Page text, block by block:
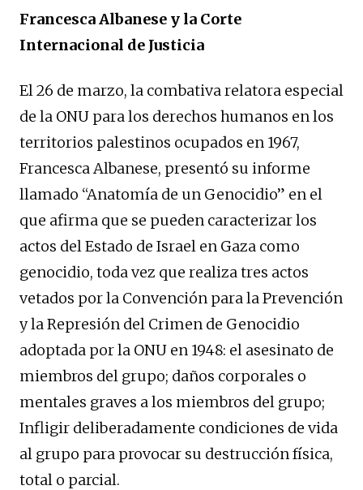
Francesca Albanese y la Corte
Internacional de Justicia
El 26 de marzo, la combativa relatora especial
de la ONU para los derechos humanos en los
territorios palestinos ocupados en 1967,
Francesca Albanese, presentó su informe
llamado “Anatomía de un Genocidio” en el
que afirma que se pueden caracterizar los
actos del Estado de Israel en Gaza como
genocidio, toda vez que realiza tres actos
vetados por la Convención para la Prevención
y la Represión del Crimen de Genocidio
adoptada por la ONU en 1948: el asesinato de
miembros del grupo; daños corporales o
mentales graves a los miembros del grupo;
Infligir deliberadamente condiciones de vida
al grupo para provocar su destrucción física,
total o parcial.